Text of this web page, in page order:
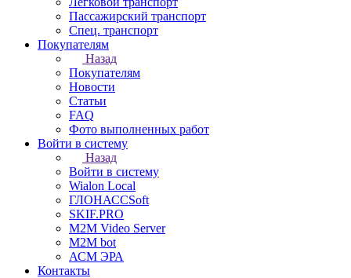
Пассажирский транспорт
Спец. транспорт
Покупателям
Назад
Покупателям
Новости
Статьи
FAQ
Фото выполненных работ
Войти в систему
Назад
Войти в систему
Wialon Local
ГЛОНАССSoft
SKIF.PRO
M2M Video Server
М2М bot
АСМ ЭРА
Контакты